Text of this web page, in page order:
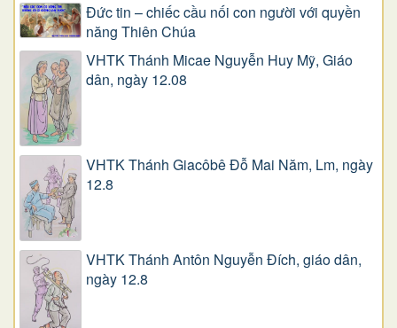
Đức tin – chiếc cầu nối con người với quyền
năng Thiên Chúa
VHTK Thánh Micae Nguyễn Huy Mỹ, Giáo
dân, ngày 12.08
VHTK Thánh Giacôbê Ðỗ Mai Năm, Lm, ngày
12.8
VHTK Thánh Antôn Nguyễn Ðích, giáo dân,
ngày 12.8